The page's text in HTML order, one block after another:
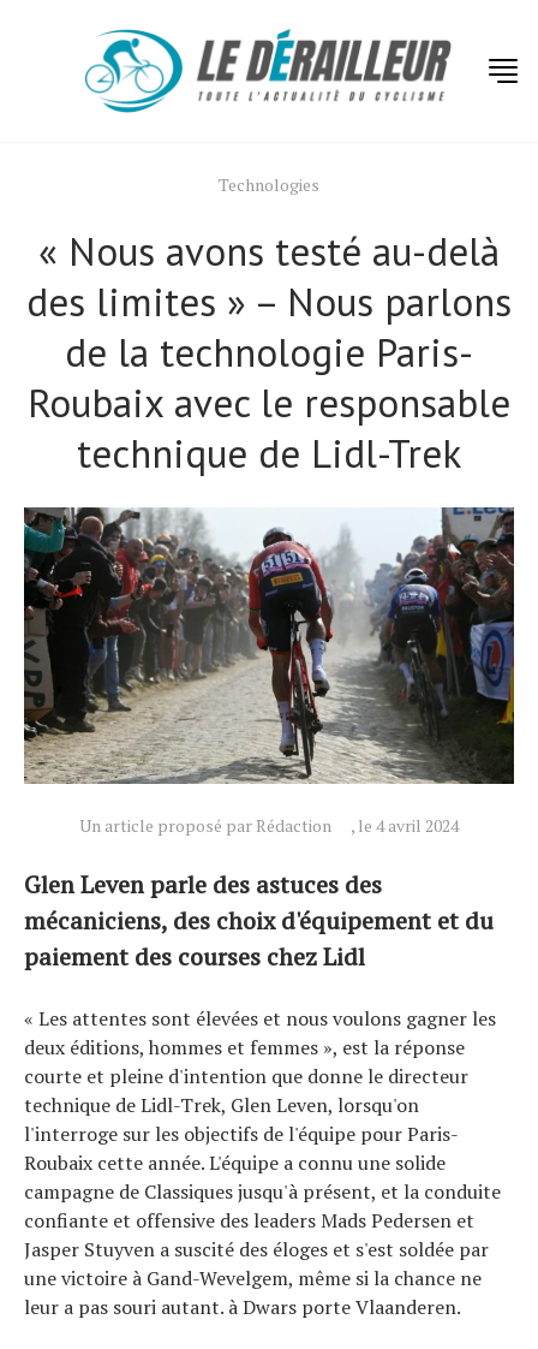
Technologies
« Nous avons testé au-delà
des limites » – Nous parlons
de la technologie Paris-
Roubaix avec le responsable
technique de Lidl-Trek
Un article proposé par Rédaction , le 4 avril 2024
Glen Leven parle des astuces des
mécaniciens, des choix d'équipement et du
paiement des courses chez Lidl
« Les attentes sont élevées et nous voulons gagner les
deux éditions, hommes et femmes », est la réponse
courte et pleine d'intention que donne le directeur
technique de Lidl-Trek, Glen Leven, lorsqu'on
l'interroge sur les objectifs de l'équipe pour Paris-
Roubaix cette année. L'équipe a connu une solide
campagne de Classiques jusqu'à présent, et la conduite
confiante et offensive des leaders Mads Pedersen et
Jasper Stuyven a suscité des éloges et s'est soldée par
une victoire à Gand-Wevelgem, même si la chance ne
leur a pas souri autant. à Dwars porte Vlaanderen.